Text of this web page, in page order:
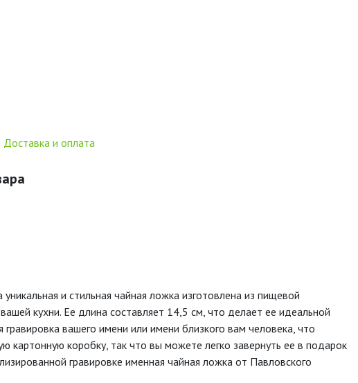
Доставка и оплата
и стильная чайная ложка изготовлена из пищевой
кухни. Ее длина составляет 14,5 см, что делает ее идеальной
вашего имени или имени близкого вам человека, что
коробку, так что вы можете легко завернуть ее в подарок
гравировке именная чайная ложка от Павловского